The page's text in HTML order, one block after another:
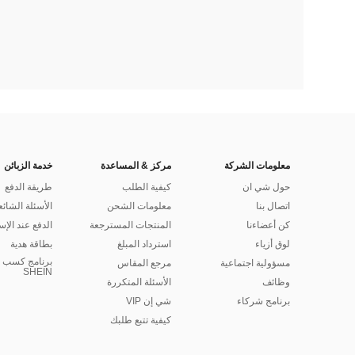
معلومات الشركة
حول شي ان
اتصال بنا
كن أعضاءنا
لوق أزياء
مسؤولية اجتماعية
وظائف
برنامج شركاء
مركز & المساعدة
كيفية الطلب
معلومات الشحن
المنتجات المسترجعة
استرداد المبلغ
مرجع المقاس
الأسئلة المتكررة
شي إن VIP
كيفية تتبع طلبك
خدمة الزبائن
طريقة الدفع
الأسئلة
الدفع عند
بطاقة هدية
برنامج كسب
SHEIN